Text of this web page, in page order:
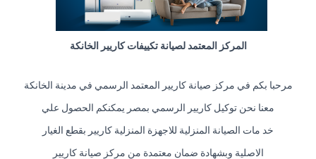
المركز المعتمد لصيانة تكييفات كاريير الخانكة
مرحبا بكم في مركز صيانة كاريير المعتمد الرسمي في مدينة الخانكة
معنا نحن توكيل كاريير الرسمي بمصر يمكنكم الحصول علي
خد مات الصيانة المنزلية للاجهزة المنزلية كاريير بقطع الغيار
الاصلية وبشهادة ضمان معتمدة من مركز صيانة كاريير